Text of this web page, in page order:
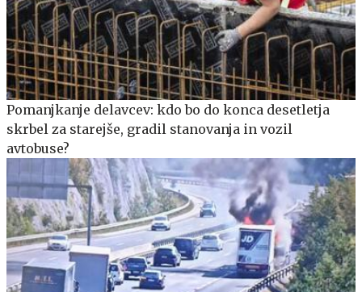
Pomanjkanje delavcev: kdo bo do konca desetletja
skrbel za starejše, gradil stanovanja in vozil
avtobuse?